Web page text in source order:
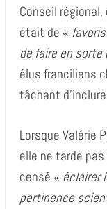
Conseil
était de «
de faire en
élus franciliens
tâchant
Lorsque Valérie
elle ne tarde
censé « éclairer
pertinence